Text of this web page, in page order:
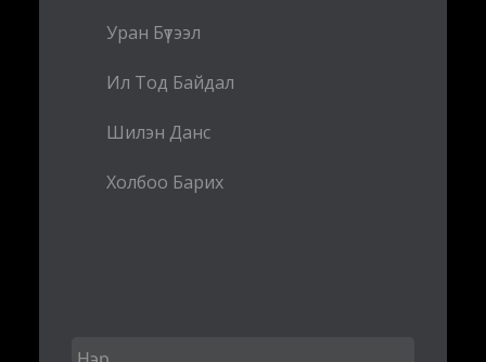
Уран Бүтээл
Ил Тод Байдал
Шилэн Данс
Холбоо Барих